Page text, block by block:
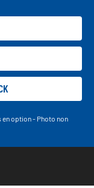
en option - Photo non